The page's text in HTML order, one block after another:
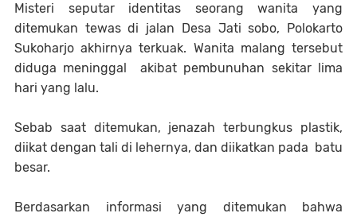
Misteri seputar identitas seorang wanita yang
ditemukan tewas di jalan Desa Jati sobo, Polokarto
Sukoharjo akhirnya terkuak. Wanita malang tersebut
diduga meninggal akibat pembunuhan sekitar lima
hari yang lalu.
Sebab saat ditemukan, jenazah terbungkus plastik,
diikat dengan tali di lehernya, dan diikatkan pada batu
besar.
Berdasarkan informasi yang ditemukan bahwa